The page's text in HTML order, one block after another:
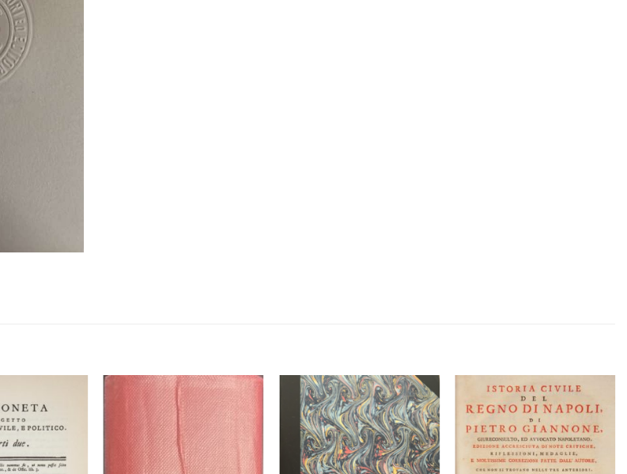
a lista
Aggiungi
a lista
desideri
Aggiungi
a lista
dei
desideri
a lista
dei
desideri